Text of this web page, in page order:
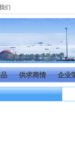
们
供求商情 企业